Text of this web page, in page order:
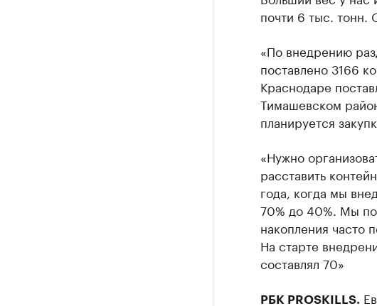
почти 6 тыс. тонн.
«По внедрению
поставлено 3166
Краснодаре
Тимашевском
планируется
«Нужно
расставить
года, когда мы
70% до 40%. Мы
накопления часто
На старте
составлял 70»
РБК PROSKILLS.